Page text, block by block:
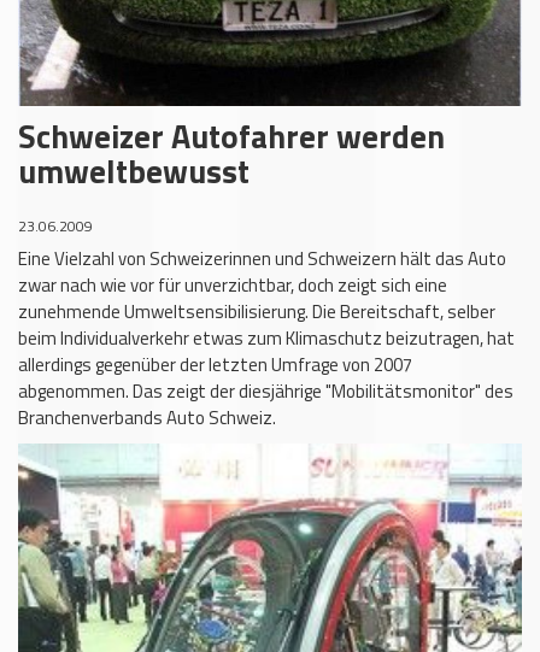
Schweizer Autofahrer werden
umweltbewusst
23.06.2009
Eine Vielzahl von Schweizerinnen und Schweizern hält das Auto
zwar nach wie vor für unverzichtbar, doch zeigt sich eine
zunehmende Umweltsensibilisierung. Die Bereitschaft, selber
beim Individualverkehr etwas zum Klimaschutz beizutragen, hat
allerdings gegenüber der letzten Umfrage von 2007
abgenommen. Das zeigt der diesjährige "Mobilitätsmonitor" des
Branchenverbands Auto Schweiz.